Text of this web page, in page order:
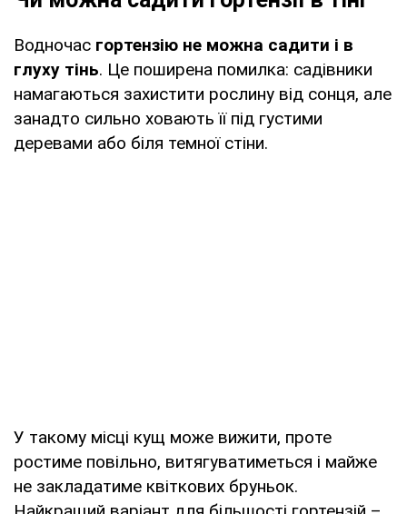
Водночас гортензію не можна садити і в
глуху тінь. Це поширена помилка: садівники
намагаються захистити рослину від сонця, але
занадто сильно ховають її під густими
деревами або біля темної стіни.
У такому місці кущ може вижити, проте
ростиме повільно, витягуватиметься і майже
не закладатиме квіткових бруньок.